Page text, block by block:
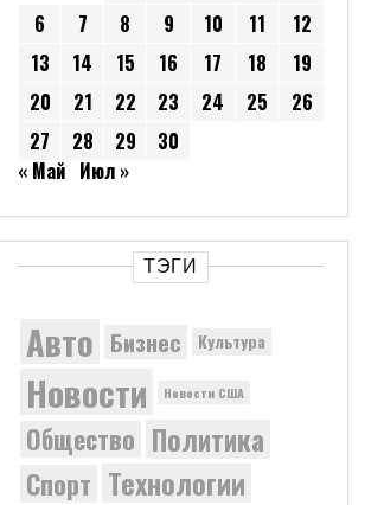
6
7 8 9 10 11
12
13
14 15 16 17 18
19
20
21 22 23 24 25
26
27
28 29
30
« Май Июл »
ТЭГИ
Авто Бизнес Культура
Новости Новости США
Общество Политика
Спорт Технологии